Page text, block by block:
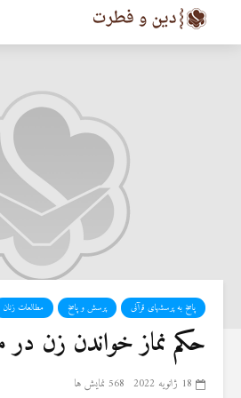
پاسخ به پرسشهای قرآنی پرسش و پاسخ مطالعات زنان
حکم نماز خواندن زن در
18 ژانویه 2022 568 نمایش ها